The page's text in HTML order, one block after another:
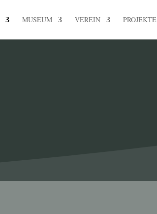
MUSEUM VEREIN PROJEKTE